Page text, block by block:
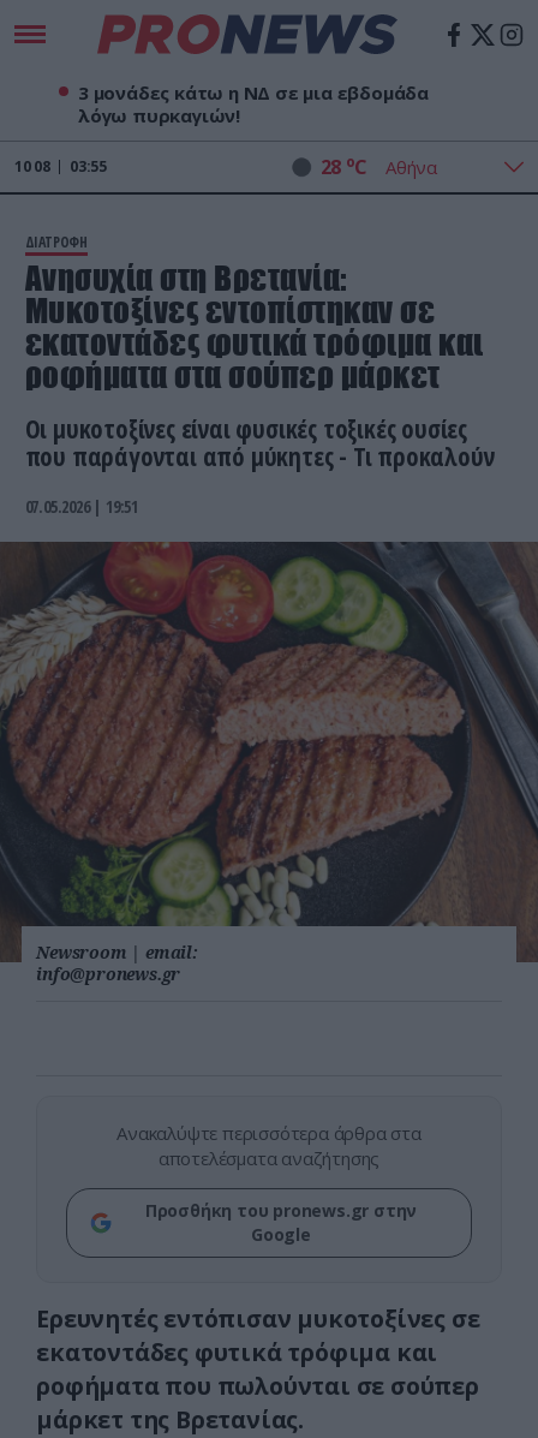
3 μονάδες κάτω η ΝΔ σε μια εβδομάδα
λόγω πυρκαγιών!
10 08 03:55 28 oC
ΔΙΑΤΡΟΦΗ
Ανησυχία στη Βρετανία:
Mυκοτοξίνες εντοπίστηκαν σε
εκατοντάδες φυτικά τρόφιμα και
ροφήματα στα σούπερ μάρκετ
Οι μυκοτοξίνες είναι φυσικές τοξικές ουσίες
που παράγονται από μύκητες - Τι προκαλούν
07.05.2026 | 19:51
Newsroom | email:
info@pronews.gr
Ανακαλύψτε περισσότερα άρθρα στα
αποτελέσματα αναζήτησης
Προσθήκη του pronews.gr στην
Google
Ερευνητές εντόπισαν μυκοτοξίνες σε
εκατοντάδες φυτικά τρόφιμα και
ροφήματα που πωλούνται σε σούπερ
μάρκετ της Βρετανίας.